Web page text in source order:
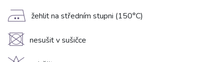
E žehlit na středním stupni (150°C)
U nesušit v sušičce